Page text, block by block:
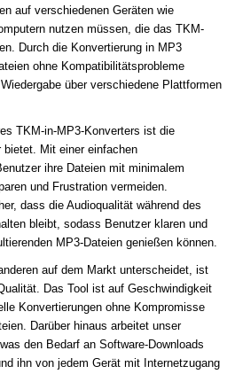
auf verschiedenen Geräten wie
nutzen müssen, die das TKM-
Durch die Konvertierung in MP3
ohne Kompatibilitätsprobleme
über verschiedene Plattformen
TKM-in-MP3-Konverters ist die
bietet. Mit einer einfachen
ihre Dateien mit minimalem
und Frustration vermeiden.
dass die Audioqualität während des
bleibt, sodass Benutzer klaren und
MP3-Dateien genießen können.
auf dem Markt unterscheidet, ist
Das Tool ist auf Geschwindigkeit
Konvertierungen ohne Kompromisse
Darüber hinaus arbeitet unser
den Bedarf an Software-Downloads
ihn von jedem Gerät mit Internetzugang